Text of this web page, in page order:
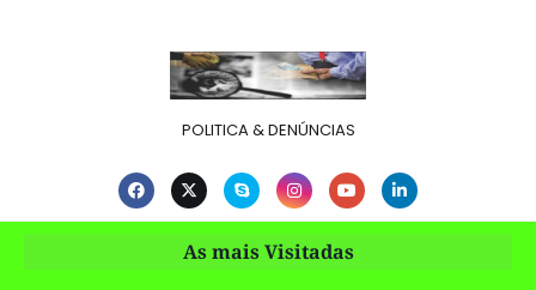
POLITICA & DENÚNCIAS
As mais Visitadas